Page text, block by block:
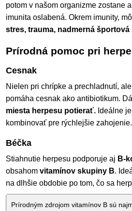
potom v našom organizme zostane
imunita oslabená. Okrem imunity,
stres, trauma, nadmerná športová
Prírodná pomoc pri
Cesnak
Nielen pri chrípke a prechladnutí,
pomáha cesnak ako antibiotikum.
miesta herpesu potierať. Ideálne
kombinovať pre rýchlejšie zahojenie.
Béčka
Stiahnutie herpesu podporuje aj B-
obsahom vitamínov skupiny B.
na dlhšie obdobie po tom, čo sa
Prírodným zdrojom vitamínov B sú